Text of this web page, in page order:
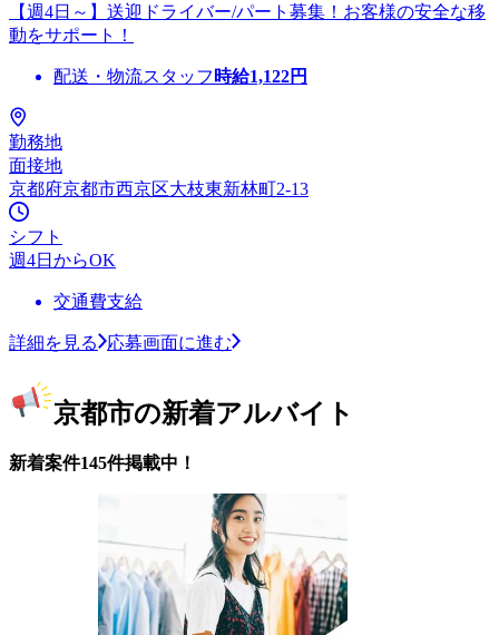
【週4日～】送迎ドライバー/パート募集！お客様の安全な移
動をサポート！
配送・物流スタッフ 時給1,122円
勤務地
面接地
京都府京都市西京区大枝東新林町2-13
シフト
週4日からOK
交通費支給
詳細を見る 応募画面に進む
京都市の新着アルバイト
新着案件145件掲載中！